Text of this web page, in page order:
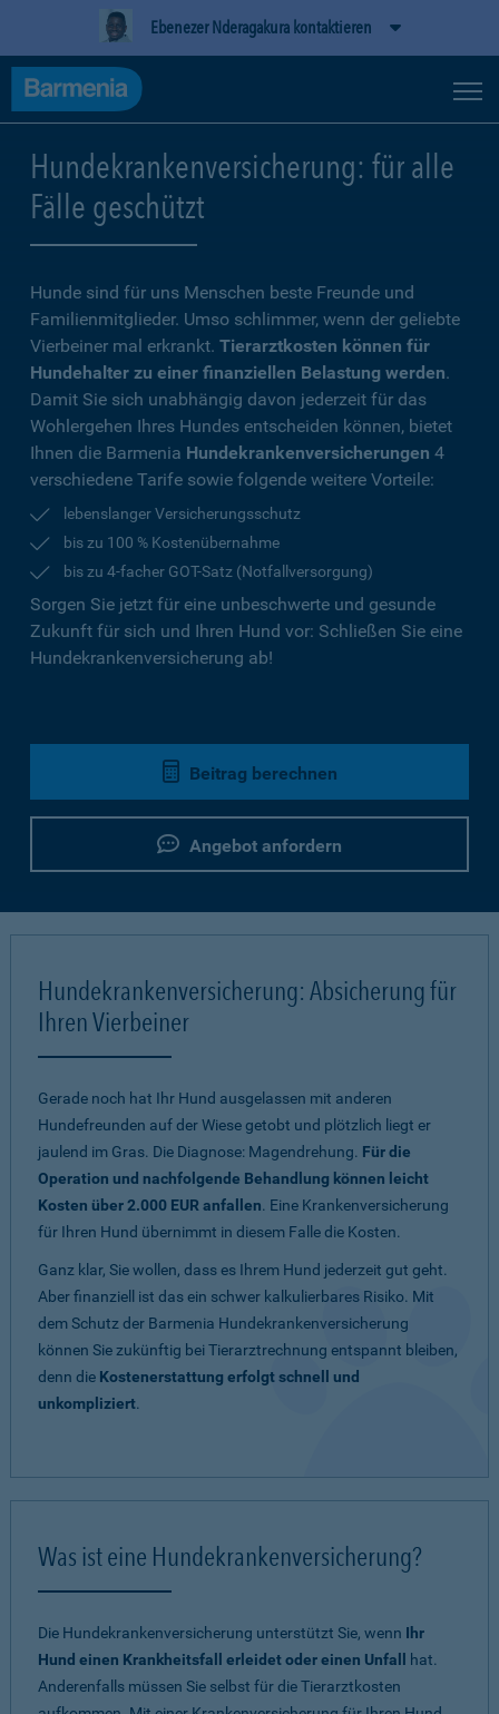
Ebenezer Nderagakura kontaktieren
Hundekrankenversicherung: für alle
Fälle geschützt
Hunde sind für uns Menschen beste Freunde und
Familienmitglieder. Umso schlimmer, wenn der geliebte
Vierbeiner mal erkrankt. Tierarztkosten können für
Hundehalter zu einer finanziellen Belastung werden.
Damit Sie sich unabhängig davon jederzeit für das
Wohlergehen Ihres Hundes entscheiden können, bietet
Ihnen die Barmenia Hundekrankenversicherungen 4
verschiedene Tarife sowie folgende weitere Vorteile:
lebenslanger Versicherungsschutz
bis zu 100 % Kostenübernahme
bis zu 4-facher GOT-Satz (Notfallversorgung)
Sorgen Sie jetzt für eine unbeschwerte und gesunde
Zukunft für sich und Ihren Hund vor: Schließen Sie eine
Hundekrankenversicherung ab!
Beitrag berechnen
Angebot anfordern
Hundekrankenversicherung: Absicherung für
Ihren Vierbeiner
Gerade noch hat Ihr Hund ausgelassen mit anderen
Hundefreunden auf der Wiese getobt und plötzlich liegt er
jaulend im Gras. Die Diagnose: Magendrehung. Für die
Operation und nachfolgende Behandlung können leicht
Kosten über 2.000 EUR anfallen. Eine Krankenversicherung
für Ihren Hund übernimmt in diesem Falle die Kosten.
Ganz klar, Sie wollen, dass es Ihrem Hund jederzeit gut geht.
Aber finanziell ist das ein schwer kalkulierbares Risiko. Mit
dem Schutz der Barmenia Hundekrankenversicherung
können Sie zukünftig bei Tierarztrechnung entspannt bleiben,
denn die Kostenerstattung erfolgt schnell und
unkompliziert.
Was ist eine Hundekrankenversicherung?
Die Hundekrankenversicherung unterstützt Sie, wenn Ihr
Hund einen Krankheitsfall erleidet oder einen Unfall
hat.
Anderenfalls müssen Sie selbst für die Tierarztkosten